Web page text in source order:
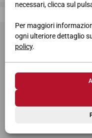
necessari, clicca sul
Per maggiori
ogni ulteriore dettaglio
policy.
Giessegi,
© 2026 Giessegi Industria
Via Bramante 39, 62010